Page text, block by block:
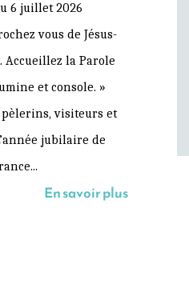
6 juillet 2026
vous de Jésus-
Accueillez la Parole
et console. »
pèlerins, visiteurs et
jubilaire de
En savoir plus